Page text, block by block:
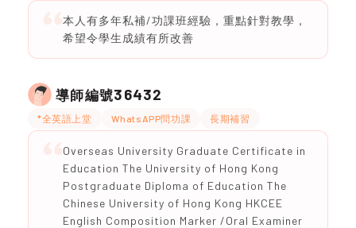
本人有多年私補/功課班經驗，重點針對教學，
希望令學生成績有所改善
導師編號36432
*全英語上堂 WhatsAPP問功課 長期補習
Overseas University Graduate Certificate in
Education The University of Hong Kong
Postgraduate Diploma of Education The
Chinese University of Hong Kong HKCEE
English Composition Marker /Oral Examiner